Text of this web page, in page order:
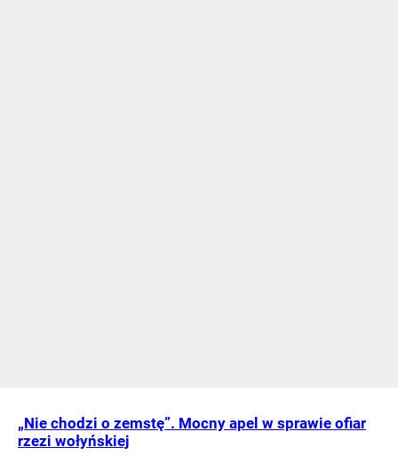
„Nie chodzi o zemstę”. Mocny apel w sprawie ofiar
rzezi wołyńskiej